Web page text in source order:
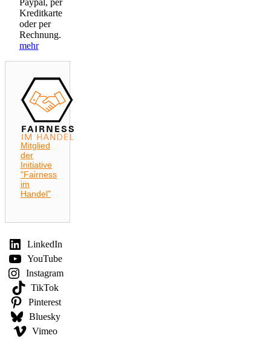
Paypal, per
Kreditkarte
oder per
Rechnung.
mehr
Mitglied
der
Initiative
"Fairness
im
Handel"
LinkedIn
YouTube
Instagram
TikTok
Pinterest
Bluesky
Vimeo